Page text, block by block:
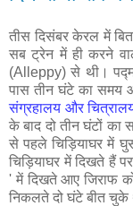
तीस दिसंबर केरल में
सब ट्रेन में ही करने
(Alleppy) से थी।
पास तीन घंटे का समय
संग्रहालय और
के बाद दो तीन घंटों
से पहले चिड़ियाघर में
चिड़ियाघर में दिखते हैं
' में दिखते आए जिराफ
निकलते दो घंटे बीत चुके